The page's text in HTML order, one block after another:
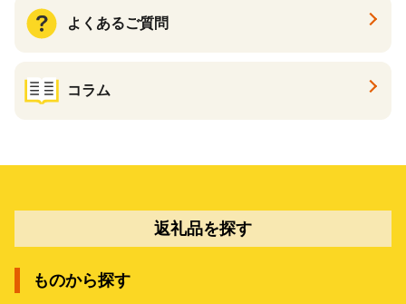
よくあるご質問
コラム
返礼品を探す
ものから探す